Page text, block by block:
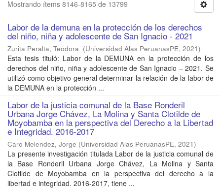
Mostrando ítems 8146-8165 de 13799
Labor de la demuna en la protección de los derechos
del niño, niña y adolescente de San Ignacio - 2021
Zurita Peralta, Teodora (Universidad Alas PeruanasPE, 2021)
Esta tesis tituló: Labor de la DEMUNA en la protección de los
derechos del niño, niña y adolescente de San Ignacio – 2021. Se
utilizó como objetivo general determinar la relación de la labor de
la DEMUNA en la protección ...
Labor de la justicia comunal de la Base Ronderil
Urbana Jorge Chávez, La Molina y Santa Clotilde de
Moyobamba en la perspectiva del Derecho a la Libertad
e Integridad. 2016-2017
Caro Melendez, Jorge (Universidad Alas PeruanasPE, 2021)
La presente investigación titulada Labor de la justicia comunal de
la Base Ronderil Urbana Jorge Chávez, La Molina y Santa
Clotilde de Moyobamba en la perspectiva del derecho a la
libertad e integridad. 2016-2017, tiene ...